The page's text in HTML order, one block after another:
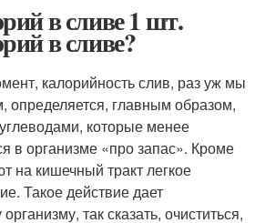
в сливе 1 шт.
в сливе?
калорийность слив, раз уж мы
определяется, главным образом,
которые менее
в организме «про запас». Кроме
на кишечный тракт легкое
Такое действие дает
так сказать, очиститься,